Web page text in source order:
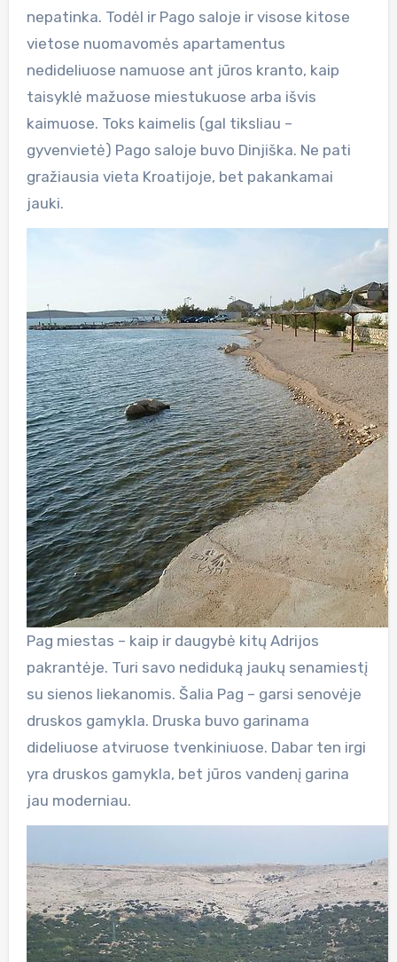
nepatinka. Todėl ir Pago saloje ir visose kitose
vietose nuomavomės apartamentus
nedideliuose namuose ant jūros kranto, kaip
taisyklė mažuose miestukuose arba išvis
kaimuose. Toks kaimelis (gal tiksliau –
gyvenvietė) Pago saloje buvo Dinjiška. Ne pati
gražiausia vieta Kroatijoje, bet pakankamai
jauki.
Pag miestas – kaip ir daugybė kitų Adrijos
pakrantėje. Turi savo nediduką jaukų senamiestį
su sienos liekanomis. Šalia Pag – garsi senovėje
druskos gamykla. Druska buvo garinama
dideliuose atviruose tvenkiniuose. Dabar ten irgi
yra druskos gamykla, bet jūros vandenį garina
jau moderniau.